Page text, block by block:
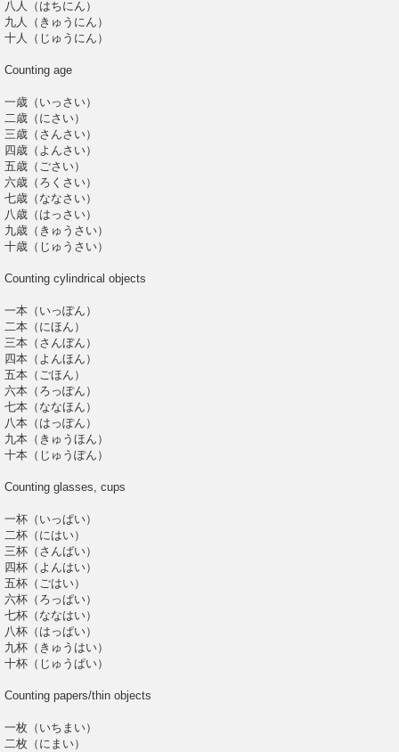
八人（はちにん）
九人（きゅうにん）
十人（じゅうにん）
Counting age
一歳（いっさい）
二歳（にさい）
三歳（さんさい）
四歳（よんさい）
五歳（ごさい）
六歳（ろくさい）
七歳（ななさい）
八歳（はっさい）
九歳（きゅうさい）
十歳（じゅうさい）
Counting cylindrical objects
一本（いっぽん）
二本（にほん）
三本（さんぼん）
四本（よんほん）
五本（ごほん）
六本（ろっぽん）
七本（ななほん）
八本（はっぽん）
九本（きゅうほん）
十本（じゅうぽん）
Counting glasses, cups
一杯（いっぱい）
二杯（にはい）
三杯（さんばい）
四杯（よんはい）
五杯（ごはい）
六杯（ろっぱい）
七杯（ななはい）
八杯（はっぱい）
九杯（きゅうはい）
十杯（じゅうぱい）
Counting papers/thin objects
一枚（いちまい）
二枚（にまい）